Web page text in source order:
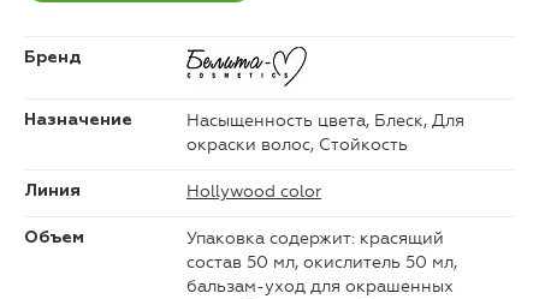
Бренд
Назначение
Насыщенность цвета, Блеск, Для
окраски волос, Стойкость
Линия Hollywood color
Объем
Упаковка содержит: красящий
состав 50 мл, окислитель 50 мл,
бальзам-уход для окрашенных